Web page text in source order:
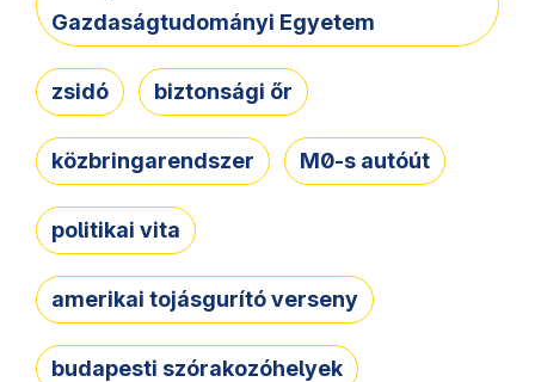
Gazdaságtudományi Egyetem
zsidó biztonsági őr
közbringarendszer M0-s autóút
politikai vita
amerikai tojásgurító verseny
budapesti szórakozóhelyek